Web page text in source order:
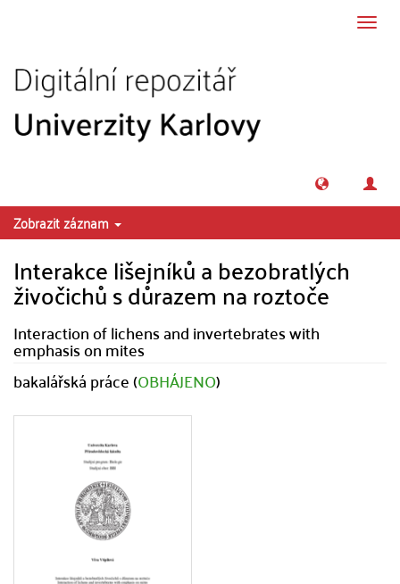
Zobrazit záznam
Interakce lišejníků a bezobratlých
živočichů s důrazem na roztoče
Interaction of lichens and invertebrates with
emphasis on mites
bakalářská práce (OBHÁJENO)